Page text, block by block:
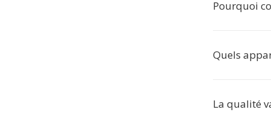
Pourquoi
Quels
La qualité